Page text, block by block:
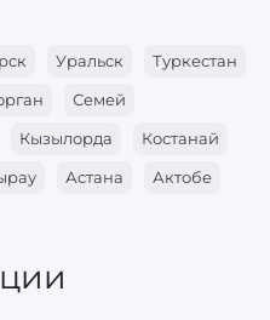
Уральск Туркестан
Семей
Кызылорда Костанай
Астана Актобе